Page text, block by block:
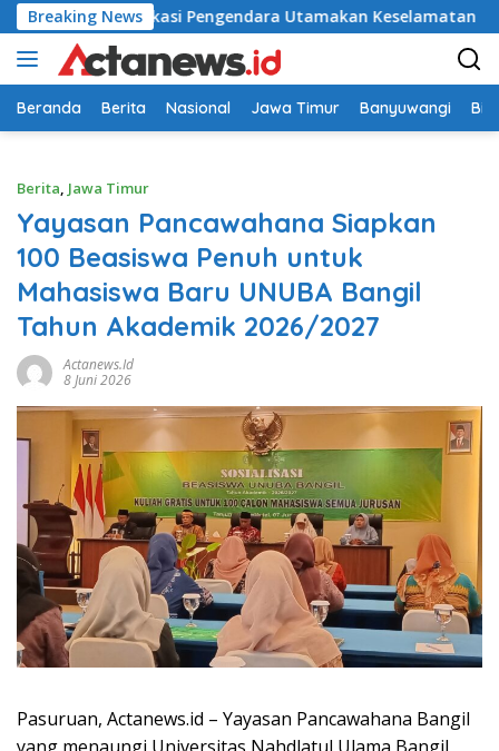
Langsung
ke
konten
Breaking News
Edukasi Pengendara Utamakan Keselamatan
Beranda Berita Nasional Jawa Timur Banyuwangi
Berita, Jawa Timur
Yayasan Pancawahana Siapkan
100 Beasiswa Penuh untuk
Mahasiswa Baru UNUBA Bangil
Tahun Akademik 2026/2027
Actanews.id
8 Juni 2026
Pasuruan, Actanews.id – Yayasan Pancawahana Bangil